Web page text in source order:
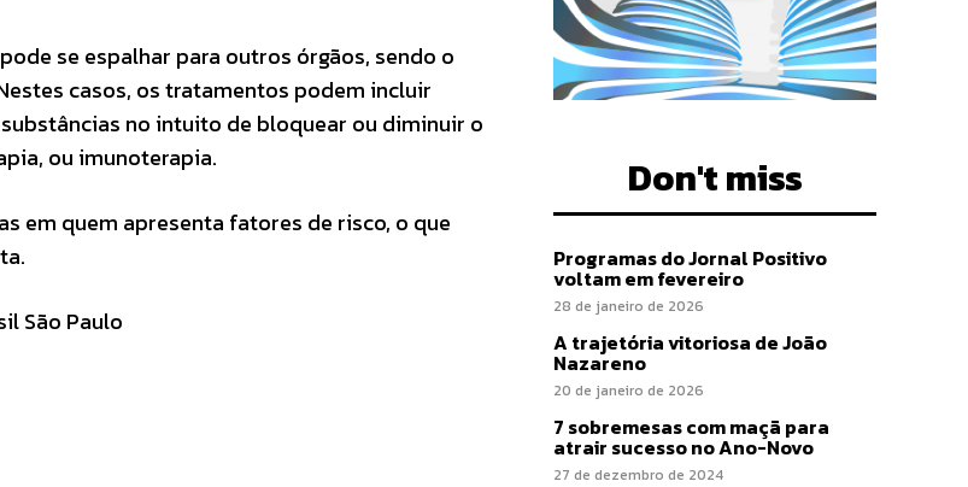
se espalhar para outros órgãos, sendo o
casos, os tratamentos podem incluir
no intuito de bloquear ou diminuir o
ou imunoterapia.
em quem apresenta fatores de risco, o que
São Paulo
Don't miss
Programas do Jornal Positivo
voltam em fevereiro
28 de janeiro de 2026
A trajetória vitoriosa de João
Nazareno
20 de janeiro de 2026
7 sobremesas com maçã para
atrair sucesso no Ano-Novo
27 de dezembro de 2024